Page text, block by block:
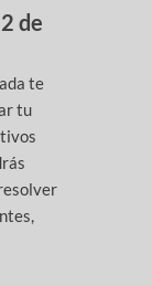
de
te
tu